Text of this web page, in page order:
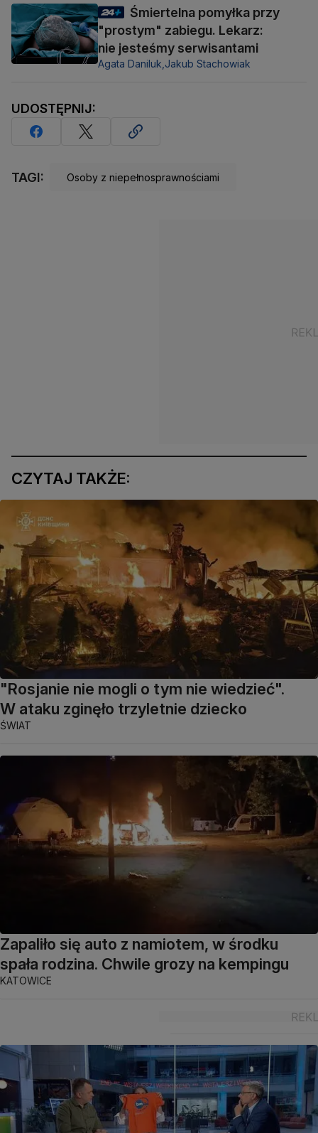
Śmiertelna pomyłka przy
"prostym" zabiegu. Lekarz:
nie jesteśmy serwisantami
Agata Daniluk,Jakub Stachowiak
UDOSTĘPNIJ:
TAGI: Osoby z niepełnosprawnościami
CZYTAJ TAKŻE:
"Rosjanie nie mogli o tym nie wiedzieć".
W ataku zginęło trzyletnie dziecko
ŚWIAT
Zapaliło się auto z namiotem, w środku
spała rodzina. Chwile grozy na kempingu
KATOWICE